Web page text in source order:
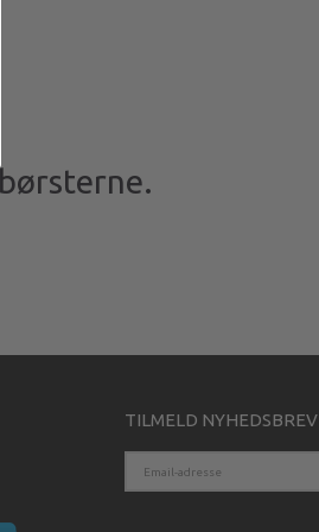
TILMELD NYHEDSBREV
ADRESSE